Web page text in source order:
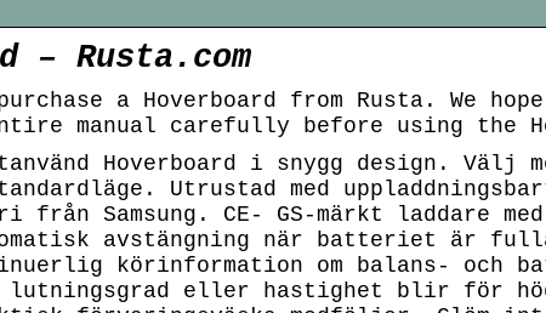
– Rusta.com
a Hoverboard from Rusta. We
manual carefully before using the
Hoverboard i snygg design. Välj
Utrustad med
Samsung. CE- GS-märkt laddare med
avstängning när batteriet är
körinformation om balans- och
lutningsgrad eller hastighet blir för